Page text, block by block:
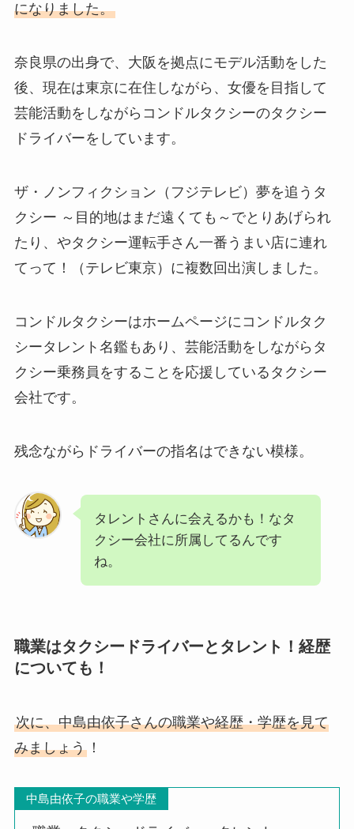
になりました。
奈良県の出身で、大阪を拠点にモデル活動をした
後、現在は東京に在住しながら、女優を目指して
芸能活動をしながらコンドルタクシーのタクシー
ドライバーをしています。
ザ・ノンフィクション（フジテレビ）夢を追うタ
クシー ～目的地はまだ遠くても～でとりあげられ
たり、やタクシー運転手さん一番うまい店に連れ
てって！（テレビ東京）に複数回出演しました。
コンドルタクシーはホームページにコンドルタク
シータレント名鑑もあり、芸能活動をしながらタ
クシー乗務員をすることを応援しているタクシー
会社です。
残念ながらドライバーの指名はできない模様。
タレントさんに会えるかも！なタ
クシー会社に所属してるんです
ね。
職業はタクシードライバーとタレント！経歴
についても！
次に、中島由依子さんの職業や経歴・学歴を見て
みましょう！
中島由依子の職業や学歴